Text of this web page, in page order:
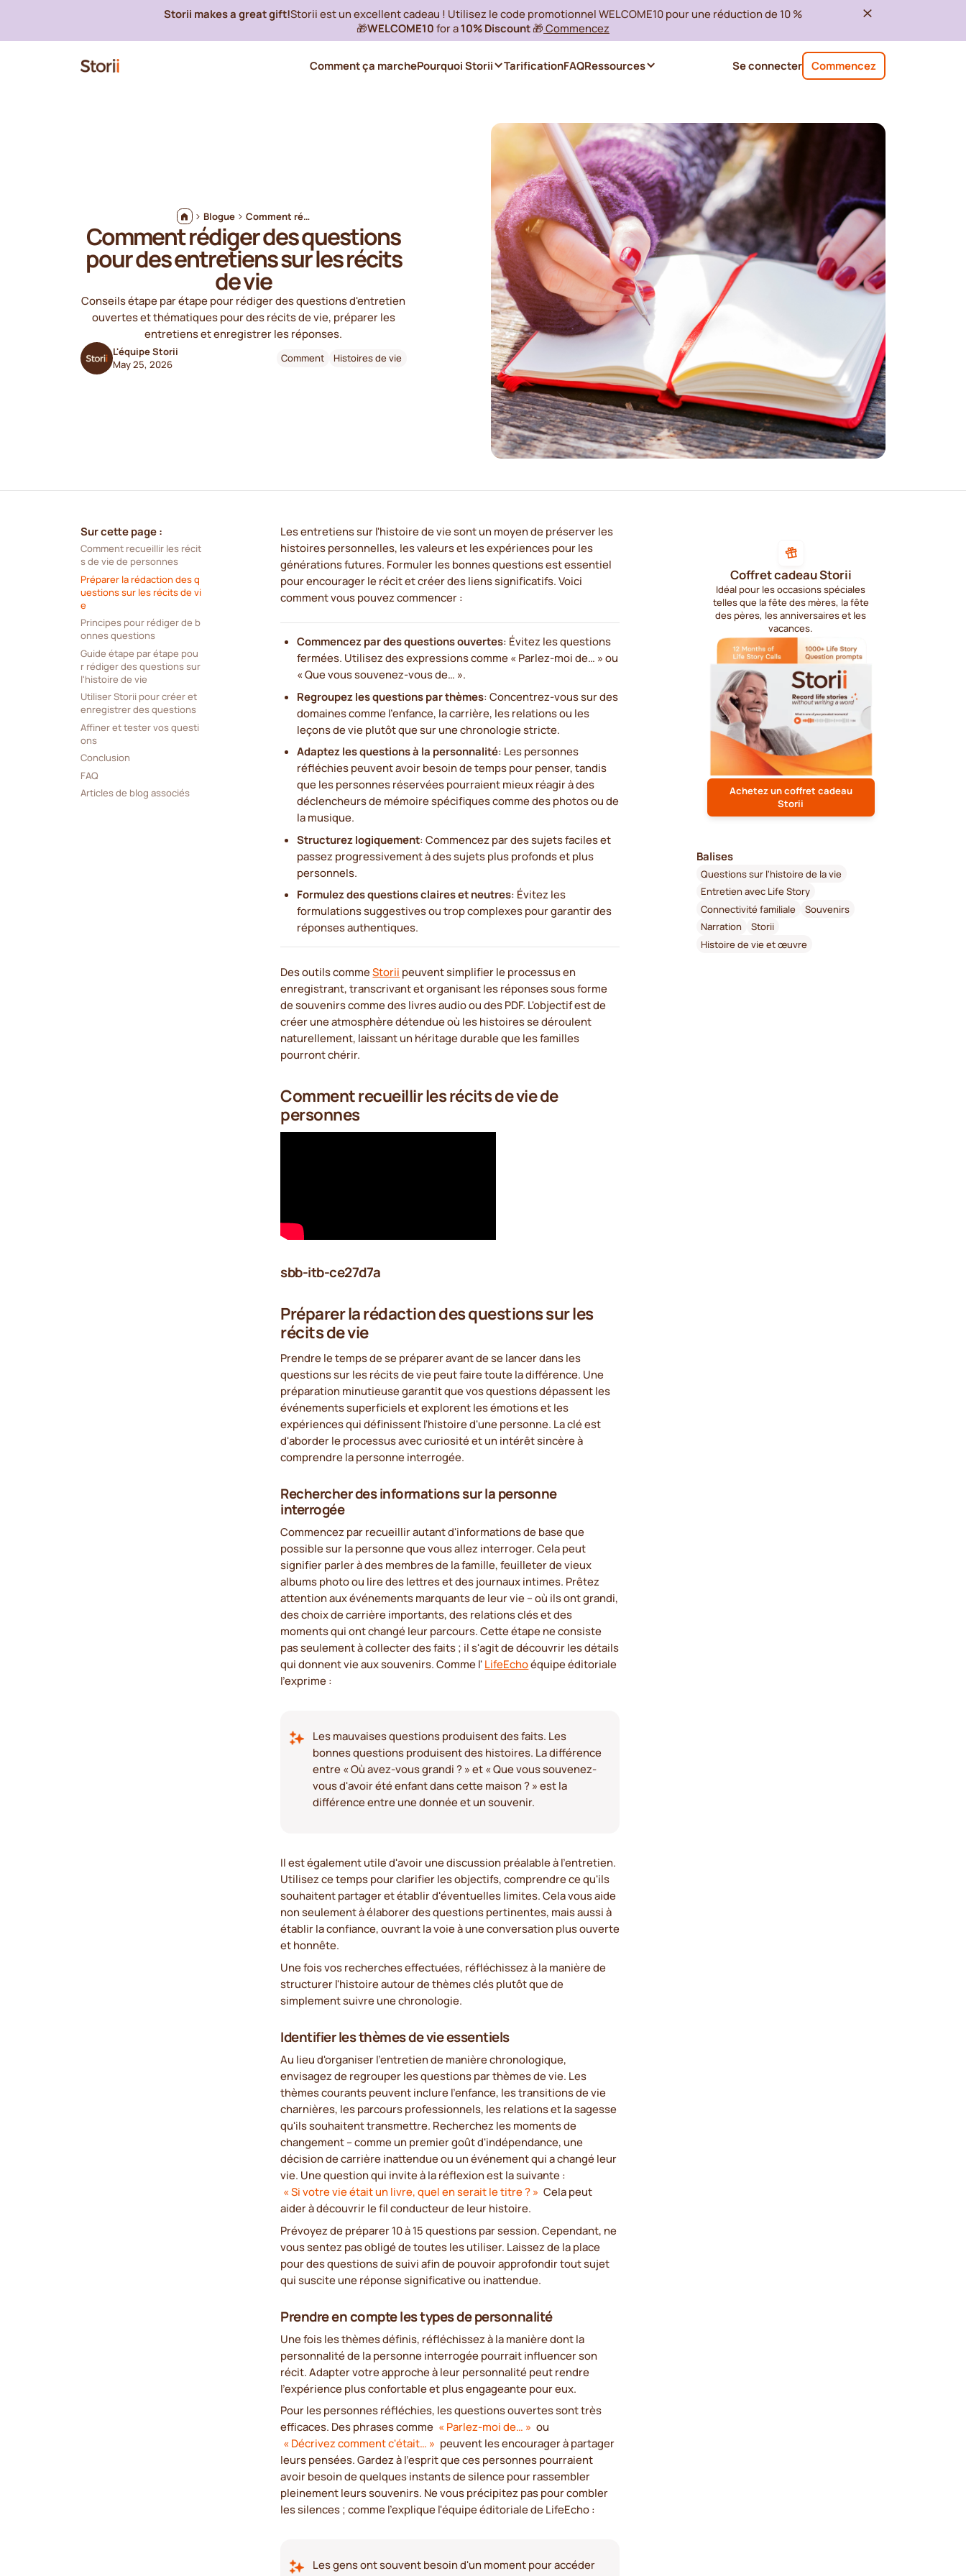
Storii makes a great gift!Storii est un excellent cadeau ! Utilisez le code promotionnel WELCOME10 pour une réduction de 10 %
🎁WELCOME10 for a10% Discount 🎁 Commencez
Se connecter Commencez
Comment ça marchePourquoi Storii TarificationFAQRessources
Blogue Comment rédiger des questions pour des entretiens sur les récits de vie
Comment rédiger des questions
pour des entretiens sur les récits
de vie
Conseils étape par étape pour rédiger des questions d'entretien
ouvertes et thématiques pour des récits de vie, préparer les
entretiens et enregistrer les réponses.
L'équipe Storii
May 25, 2026
Comment Histoires de vie
Sur cette page :
Comment recueillir les récit
s de vie de personnes
Préparer la rédaction des q
uestions sur les récits de vi
e
Principes pour rédiger de b
onnes questions
Guide étape par étape pou
r rédiger des questions sur
l'histoire de vie
Utiliser Storii pour créer et
enregistrer des questions
Affiner et tester vos questi
ons
Conclusion
FAQ
Articles de blog associés
Les entretiens sur l'histoire de vie sont un moyen de préserver les
histoires personnelles, les valeurs et les expériences pour les
générations futures. Formuler les bonnes questions est essentiel
pour encourager le récit et créer des liens significatifs. Voici
comment vous pouvez commencer :
Commencez par des questions ouvertes: Évitez les questions
fermées. Utilisez des expressions comme « Parlez-moi de… » ou
« Que vous souvenez-vous de… ».
Regroupez les questions par thèmes: Concentrez-vous sur des
domaines comme l'enfance, la carrière, les relations ou les
leçons de vie plutôt que sur une chronologie stricte.
Adaptez les questions à la personnalité: Les personnes
réfléchies peuvent avoir besoin de temps pour penser, tandis
que les personnes réservées pourraient mieux réagir à des
déclencheurs de mémoire spécifiques comme des photos ou de
la musique.
Structurez logiquement: Commencez par des sujets faciles et
passez progressivement à des sujets plus profonds et plus
personnels.
Formulez des questions claires et neutres: Évitez les
formulations suggestives ou trop complexes pour garantir des
réponses authentiques.
Des outils commeStorii peuvent simplifier le processus en
enregistrant, transcrivant et organisant les réponses sous forme
de souvenirs comme des livres audio ou des PDF. L'objectif est de
créer une atmosphère détendue où les histoires se déroulent
naturellement, laissant un héritage durable que les familles
pourront chérir.
Comment recueillir les récits de vie de
personnes
sbb-itb-ce27d7a
Préparer la rédaction des questions sur les
récits de vie
Prendre le temps de se préparer avant de se lancer dans les
questions sur les récits de vie peut faire toute la différence. Une
préparation minutieuse garantit que vos questions dépassent les
événements superficiels et explorent les émotions et les
expériences qui définissent l'histoire d'une personne. La clé est
d'aborder le processus avec curiosité et un intérêt sincère à
comprendre la personne interrogée.
Rechercher des informations sur la personne
interrogée
Commencez par recueillir autant d'informations de base que
possible sur la personne que vous allez interroger. Cela peut
signifier parler à des membres de la famille, feuilleter de vieux
albums photo ou lire des lettres et des journaux intimes. Prêtez
attention aux événements marquants de leur vie – où ils ont grandi,
des choix de carrière importants, des relations clés et des
moments qui ont changé leur parcours. Cette étape ne consiste
pas seulement à collecter des faits ; il s'agit de découvrir les détails
qui donnent vie aux souvenirs. Comme l' LifeEchoéquipe éditoriale
l'exprime :
Les mauvaises questions produisent des faits. Les
bonnes questions produisent des histoires. La différence
entre « Où avez-vous grandi ? » et « Que vous souvenez-
vous d'avoir été enfant dans cette maison ? » est la
différence entre une donnée et un souvenir.
Il est également utile d'avoir une discussion préalable à l'entretien.
Utilisez ce temps pour clarifier les objectifs, comprendre ce qu'ils
souhaitent partager et établir d'éventuelles limites. Cela vous aide
non seulement à élaborer des questions pertinentes, mais aussi à
établir la confiance, ouvrant la voie à une conversation plus ouverte
et honnête.
Une fois vos recherches effectuées, réfléchissez à la manière de
structurer l'histoire autour de thèmes clés plutôt que de
simplement suivre une chronologie.
Identifier les thèmes de vie essentiels
Au lieu d'organiser l'entretien de manière chronologique,
envisagez de regrouper les questions par thèmes de vie. Les
thèmes courants peuvent inclure l'enfance, les transitions de vie
charnières, les parcours professionnels, les relations et la sagesse
qu'ils souhaitent transmettre. Recherchez les moments de
changement – comme un premier goût d'indépendance, une
décision de carrière inattendue ou un événement qui a changé leur
vie. Une question qui invite à la réflexion est la suivante :
« Si votre vie était un livre, quel en serait le titre ? » Cela peut
aider à découvrir le fil conducteur de leur histoire.
Prévoyez de préparer 10 à 15 questions par session. Cependant, ne
vous sentez pas obligé de toutes les utiliser. Laissez de la place
pour des questions de suivi afin de pouvoir approfondir tout sujet
qui suscite une réponse significative ou inattendue.
Prendre en compte les types de personnalité
Une fois les thèmes définis, réfléchissez à la manière dont la
personnalité de la personne interrogée pourrait influencer son
récit. Adapter votre approche à leur personnalité peut rendre
l'expérience plus confortable et plus engageante pour eux.
Pour les personnes réfléchies, les questions ouvertes sont très
efficaces. Des phrases comme « Parlez-moi de… » ou
« Décrivez comment c'était… » peuvent les encourager à partager
leurs pensées. Gardez à l'esprit que ces personnes pourraient
avoir besoin de quelques instants de silence pour rassembler
pleinement leurs souvenirs. Ne vous précipitez pas pour combler
les silences ; comme l'explique l'équipe éditoriale de LifeEcho :
Les gens ont souvent besoin d'un moment pour accéder
Coffret cadeau Storii
Idéal pour les occasions spéciales
telles que la fête des mères, la fête
des pères, les anniversaires et les
vacances.
Achetez un coffret cadeau
Storii
Balises
Questions sur l'histoire de la vie
Entretien avec Life Story
Connectivité familiale
Souvenirs
Narration
Storii
Histoire de vie et œuvre